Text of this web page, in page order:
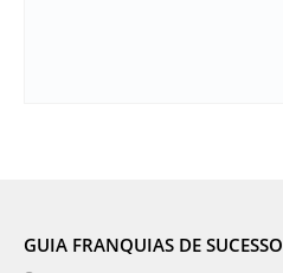
GUIA FRANQUIAS DE SUCESSO